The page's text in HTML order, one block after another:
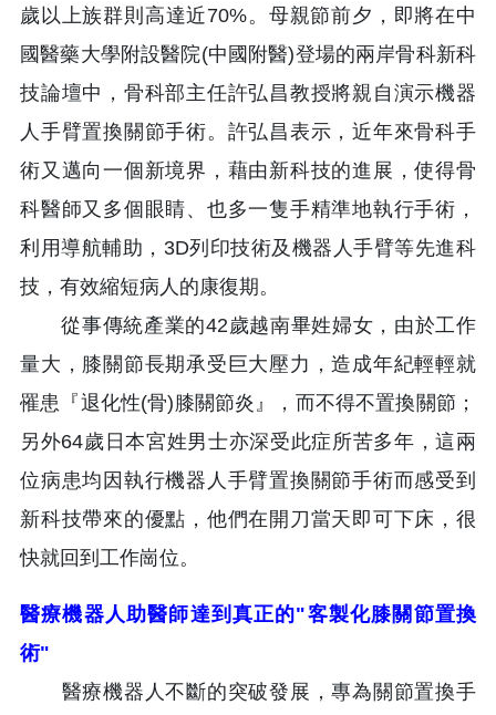
歲以上族群則高達近70%。母親節前夕，即將在中
國醫藥大學附設醫院(中國附醫)登場的兩岸骨科新科
技論壇中，骨科部主任許弘昌教授將親自演示機器
人手臂置換關節手術。許弘昌表示，近年來骨科手
術又邁向一個新境界，藉由新科技的進展，使得骨
科醫師又多個眼睛、也多一隻手精準地執行手術，
利用導航輔助，3D列印技術及機器人手臂等先進科
技，有效縮短病人的康復期。
從事傳統產業的42歲越南畢姓婦女，由於工作
量大，膝關節長期承受巨大壓力，造成年紀輕輕就
罹患『退化性(骨)膝關節炎』，而不得不置換關節；
另外64歲日本宮姓男士亦深受此症所苦多年，這兩
位病患均因執行機器人手臂置換關節手術而感受到
新科技帶來的優點，他們在開刀當天即可下床，很
快就回到工作崗位。
醫療機器人助醫師達到真正的"客製化膝關節置換
術"
醫療機器人不斷的突破發展，專為關節置換手